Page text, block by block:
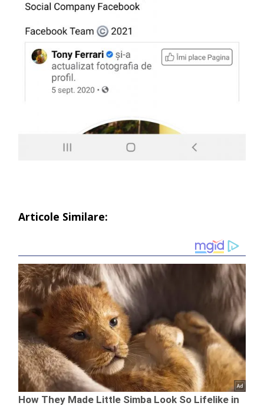
Articole Similare: